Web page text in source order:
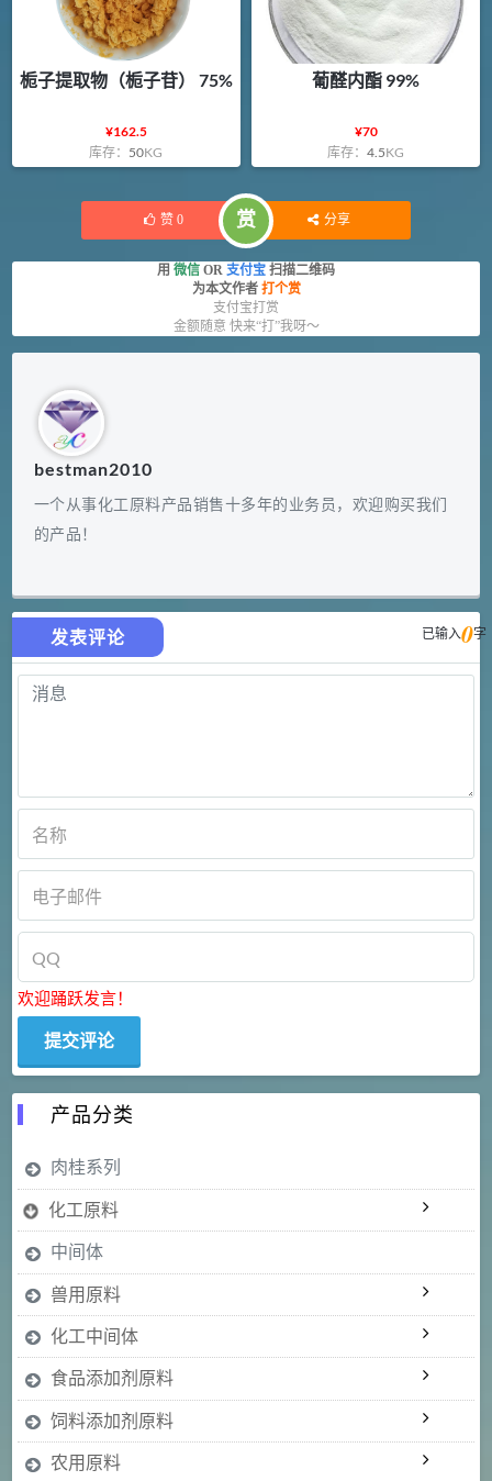
栀子提取物（栀子苷） 75%
¥162.5
库存： 50KG
葡醛内酯 99%
¥70
库存：4.5KG
赞 0 赏 分享
用 微信 OR 支付宝 扫描二维码
为本文作者 打个赏
支付宝打赏
金额随意 快来“打”我呀～
bestman2010
一个从事化工原料产品销售十多年的业务员，欢迎购买我们
的产品！
发表评论 已输入0字
欢迎踊跃发言！
产品分类
肉桂系列
化工原料
中间体
兽用原料
化工中间体
食品添加剂原料
饲料添加剂原料
农用原料